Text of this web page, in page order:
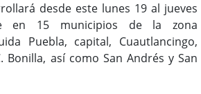
desde este lunes 19 al jueves
en 15 municipios de la zona
Puebla, capital, Cuautlancingo,
Bonilla, así como San Andrés y San